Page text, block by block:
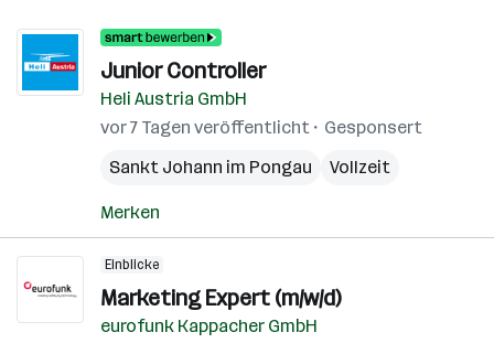
Junior Controller
Heli Austria GmbH
vor 7 Tagen veröffentlicht
Gesponsert
Sankt Johann im Pongau
Vollzeit
Merken
Einblicke
Marketing Expert (m/w/d)
eurofunk Kappacher GmbH